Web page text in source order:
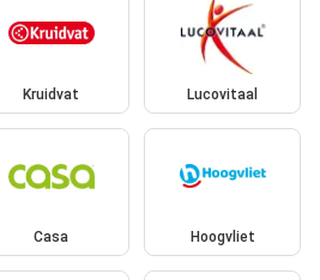
Kruidvat Lucovitaal
Casa Hoogvliet